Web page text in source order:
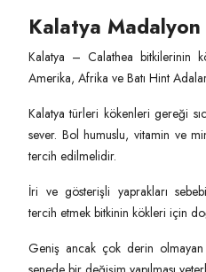
Kalatya Madalyon
Kalatya – Calathea bitkilerinin
Amerika, Afrika ve Batı Hint
Kalatya türleri kökenleri gereği
sever. Bol humuslu, vitamin ve
tercih edilmelidir.
İri ve gösterişli yaprakları
tercih etmek bitkinin kökleri için
Geniş ancak çok derin